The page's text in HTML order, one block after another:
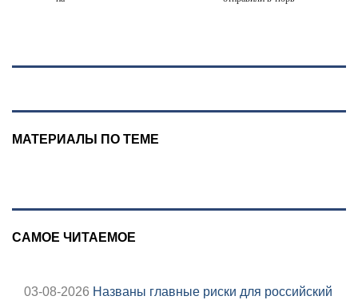
МАТЕРИАЛЫ ПО ТЕМЕ
САМОЕ ЧИТАЕМОЕ
03-08-2026 Названы главные риски для российский